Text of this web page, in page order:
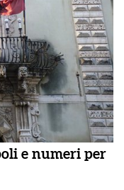
e numeri per